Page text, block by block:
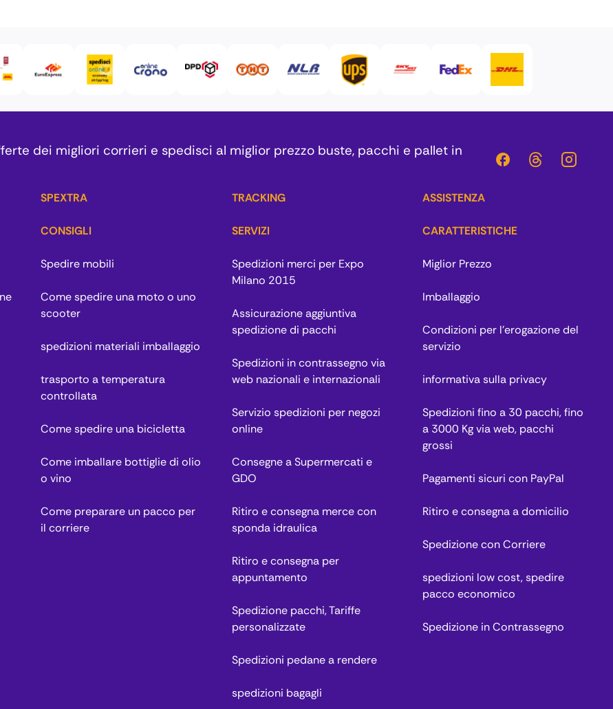
dei migliori corrieri e spedisci al miglior prezzo buste, pacchi e pallet in
SPEXTRA TRACKING ASSISTENZA
CONSIGLI
Spedire mobili
Come spedire una moto o uno
scooter
spedizioni materiali imballaggio
trasporto a temperatura
controllata
Come spedire una bicicletta
Come imballare bottiglie di olio
o vino
Come preparare un pacco per
il corriere
SERVIZI
Spedizioni merci per Expo
Milano 2015
Assicurazione aggiuntiva
spedizione di pacchi
Spedizioni in contrassegno via
web nazionali e internazionali
Servizio spedizioni per negozi
online
Consegne a Supermercati e
GDO
Ritiro e consegna merce con
sponda idraulica
Ritiro e consegna per
appuntamento
Spedizione pacchi, Tariffe
personalizzate
Spedizioni pedane a rendere
spedizioni bagagli
CARATTERISTICHE
Miglior Prezzo
Imballaggio
Condizioni per l’erogazione del
servizio
informativa sulla privacy
Spedizioni fino a 30 pacchi, fino
a 3000 Kg via web, pacchi
grossi
Pagamenti sicuri con PayPal
Ritiro e consegna a domicilio
Spedizione con Corriere
spedizioni low cost, spedire
pacco economico
Spedizione in Contrassegno